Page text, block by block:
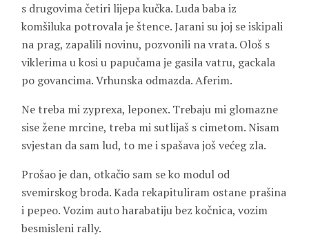
s drugovima četiri lijepa kučka. Luda baba iz
komšiluka potrovala je štence. Jarani su joj se iskipali
na prag, zapalili novinu, pozvonili na vrata. Ološ s
viklerima u kosi u papučama je gasila vatru, gackala
po govancima. Vrhunska odmazda. Aferim.
Ne treba mi zyprexa, leponex. Trebaju mi glomazne
sise žene mrcine, treba mi sutlijaš s cimetom. Nisam
svjestan da sam lud, to me i spašava još većeg zla.
Prošao je dan, otkačio sam se ko modul od
svemirskog broda. Kada rekapituliram ostane prašina
i pepeo. Vozim auto harabatiju bez kočnica, vozim
besmisleni rally.